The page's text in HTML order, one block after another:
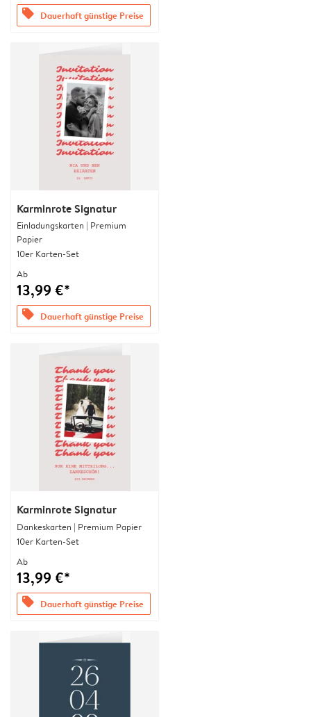
offers Dauerhaft günstige Preise
Karminrote Signatur
Einladungskarten | Premium
Papier
10er Karten-Set
Ab
13,99 €*
offers Dauerhaft günstige Preise
Karminrote Signatur
Dankeskarten | Premium Papier
10er Karten-Set
Ab
13,99 €*
offers Dauerhaft günstige Preise